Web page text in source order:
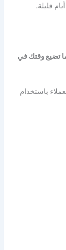
قليلة.
تضيع وقتك في
باستخدام